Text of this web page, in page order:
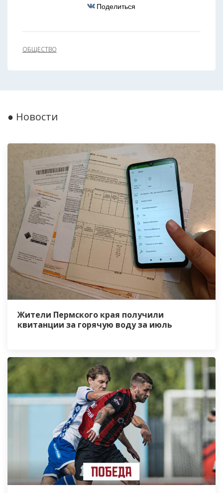
Поделиться
ОБЩЕСТВО
● Новости
Жители Пермского края получили
квитанции за горячую воду за июль